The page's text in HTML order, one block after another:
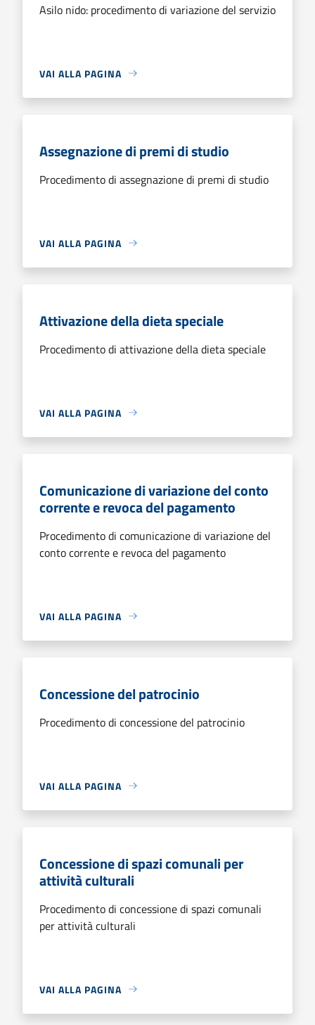
Asilo nido: procedimento di variazione del servizio
VAI ALLA PAGINA
Assegnazione di premi di studio
Procedimento di assegnazione di premi di studio
VAI ALLA PAGINA
Attivazione della dieta speciale
Procedimento di attivazione della dieta speciale
VAI ALLA PAGINA
Comunicazione di variazione del conto
corrente e revoca del pagamento
Procedimento di comunicazione di variazione del
conto corrente e revoca del pagamento
VAI ALLA PAGINA
Concessione del patrocinio
Procedimento di concessione del patrocinio
VAI ALLA PAGINA
Concessione di spazi comunali per
attività culturali
Procedimento di concessione di spazi comunali
per attività culturali
VAI ALLA PAGINA